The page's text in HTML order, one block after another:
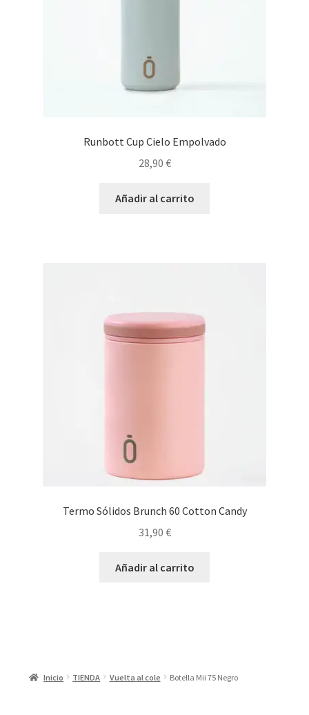
Runbott Cup Cielo Empolvado
28,90 €
Añadir al carrito
Termo Sólidos Brunch 60 Cotton Candy
31,90 €
Añadir al carrito
Inicio TIENDA Vuelta al cole Botella Mii 75 Negro